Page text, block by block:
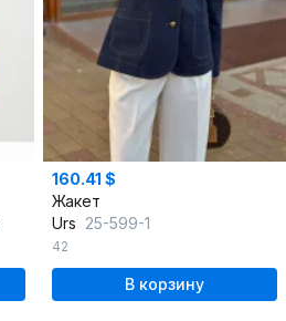
160.41 $
Жакет
Urs 25-599-1
42
В корзину